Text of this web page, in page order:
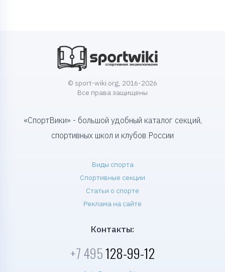
© sport-wiki.org, 2016-2026
Все права защищены
«СпортВики» - большой удобный каталог секций,
спортивных школ и клубов России
Виды спорта
Спортивные секции
Статьи о спорте
Реклама на сайте
Контакты:
+7 495128-99-12